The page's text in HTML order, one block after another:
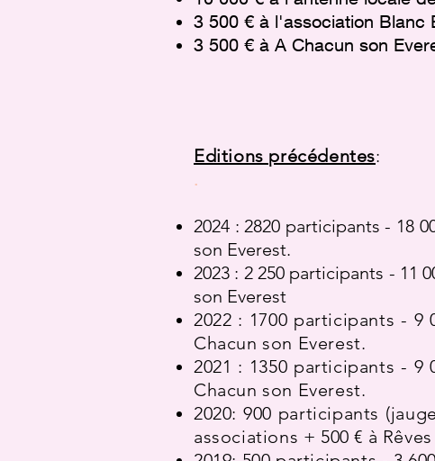
3 500 € à l'association Blanc
3 500 € à A Chacun son
Editions précédentes:
.
2024 : 2820 participants - 18
son Everest.
2023 : 2 250 participants - 11
son Everest
2022 : 1700 participants -
Chacun son Everest.
2021 : 1350 participants -
Chacun son Everest.
2020: 900 participants
associations + 500 € à